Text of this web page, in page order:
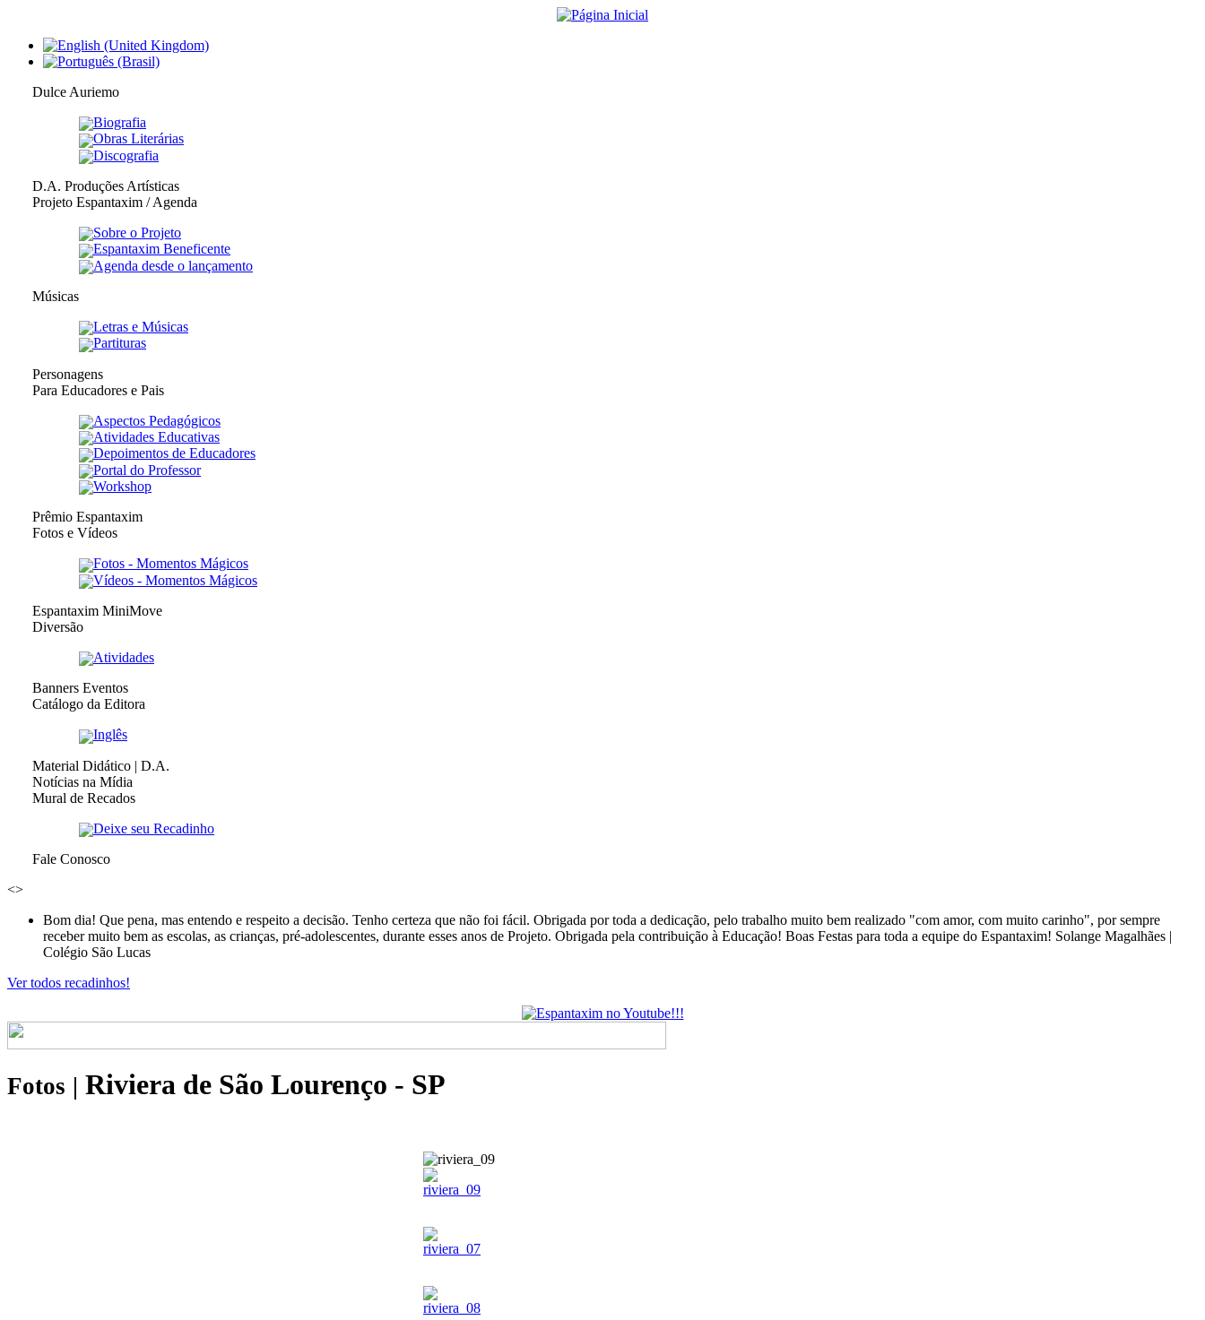
Dulce Auriemo
Biografia
Obras Literárias
Discografia
D.A. Produções Artísticas
Projeto Espantaxim / Agenda
Sobre o Projeto
Espantaxim Beneficente
Agenda desde o lançamento
Músicas
Letras e Músicas
Partituras
Personagens
Para Educadores e Pais
Aspectos Pedagógicos
Atividades Educativas
Depoimentos de Educadores
Portal do Professor
Workshop
Prêmio Espantaxim
Fotos e Vídeos
Fotos - Momentos Mágicos
Vídeos - Momentos Mágicos
Espantaxim MiniMove
Diversão
Atividades
Banners Eventos
Catálogo da Editora
Inglês
Material Didático | D.A.
Notícias na Mídia
Mural de Recados
Deixe seu Recadinho
Fale Conosco
<>
Bom dia! Que pena, mas entendo e respeito a decisão. Tenho certeza que não foi fácil. Obrigada por toda a dedicação, pelo trabalho muito bem realizado "com amor, com muito carinho", por sempre
receber muito bem as escolas, as crianças, pré-adolescentes, durante esses anos de Projeto. Obrigada pela contribuição à Educação! Boas Festas para toda a equipe do Espantaxim! Solange Magalhães |
Colégio São Lucas
Ver todos recadinhos!
Fotos | Riviera de São Lourenço - SP